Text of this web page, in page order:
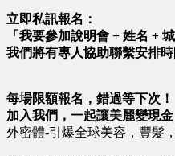
立即私訊報名：
「我要參加說明會 + 姓名 + 城
我們將有專人協助聯繫安排
每場限額報名，錯過等下次！
加入我們，一起讓美麗變現金
外密體-引爆全球美容，豐髮